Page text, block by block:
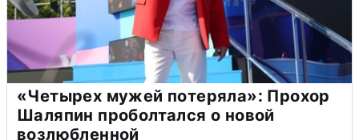
«Четырех мужей потеряла»: Прохор
Шаляпин проболтался о новой
возлюбленной